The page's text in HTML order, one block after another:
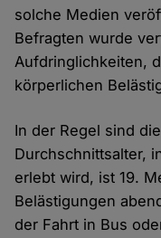
solche Medien
Befragten wurde
Aufdringlichkeiten,
körperlichen
In der Regel sind
Durchschnittsalter,
erlebt wird, ist 19.
Belästigungen
der Fahrt in Bus